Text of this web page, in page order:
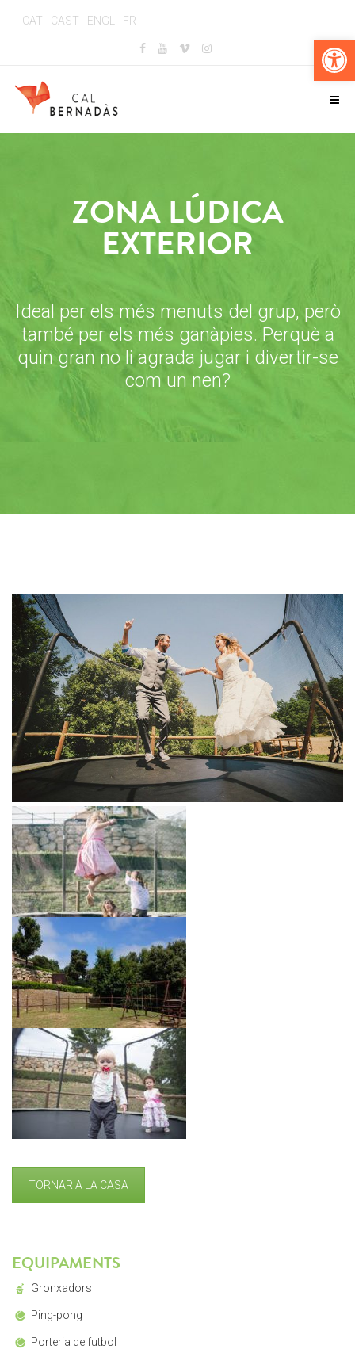
CAT CAST ENGL FR
ZONA LÚDICA
EXTERIOR
Ideal per els més menuts del grup, però
també per els més ganàpies. Perquè a
quin gran no li agrada jugar i divertir-se
com un nen?
TORNAR A LA CASA
EQUIPAMENTS
Gronxadors
Ping-pong
Porteria de futbol